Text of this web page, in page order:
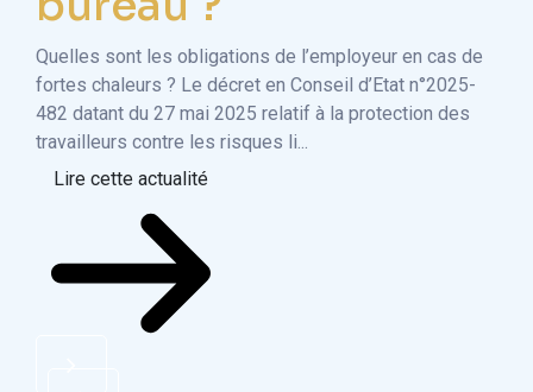
Quelles sont les obligations de l’employeur en cas de
fortes chaleurs ? Le décret en Conseil d’Etat n°2025-
482 datant du 27 mai 2025 relatif à la protection des
travailleurs contre les risques li...
Lire cette actualité